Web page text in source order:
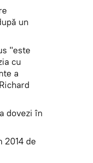
un
"este
cu
a
dovezi în
2014 de